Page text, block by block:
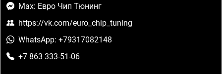
Max: Евро Чип Тюнинг
https://vk.com/euro_chip_tuning
WhatsApp: +79317082148
+7 863 333-51-06